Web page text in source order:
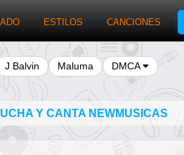
ESTILOS CANCIONES
J Balvin Maluma DMCA
Y CANTA NEWMUSICAS